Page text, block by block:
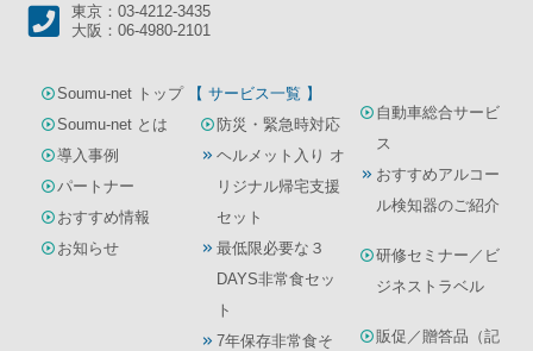
東京：03-4212-3435
大阪：06-4980-2101
Soumu-net トップ
Soumu-net とは
導入事例
パートナー
おすすめ情報
お知らせ
【 サービス一覧 】
防災・緊急時対応
ヘルメット入り オ
リジナル帰宅支援
セット
最低限必要な３
DAYS非常食セッ
ト
7年保存非常食そ
自動車総合サービ
ス
おすすめアルコー
ル検知器のご紹介
研修セミナー／ビ
ジネストラベル
販促／贈答品（記